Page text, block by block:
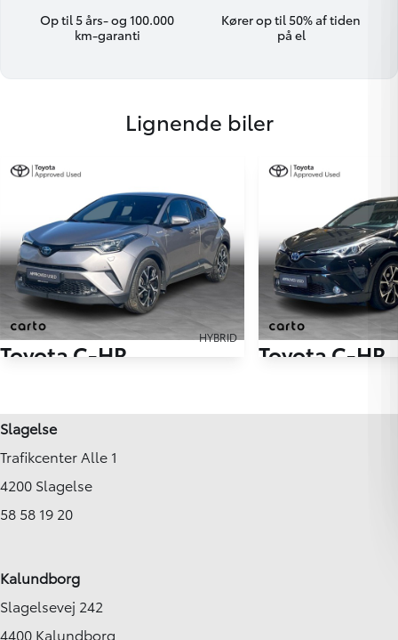
Op til 5 års- og 100.000
km-garanti
Kører op til 50% af tiden
på el
Lignende biler
HYBRID
Toyota C-HR
2018
Hybrid (Benzin / El)
KONTANT
FINANSIERING
Toyota C-HR
Slagelse
Trafikcenter Alle 1
4200 Slagelse
58 58 19 20
Kalundborg
Slagelsevej 242
4400 Kalundborg